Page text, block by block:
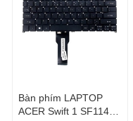
Bàn phím LAPTOP
ACER Swift 1 SF114-